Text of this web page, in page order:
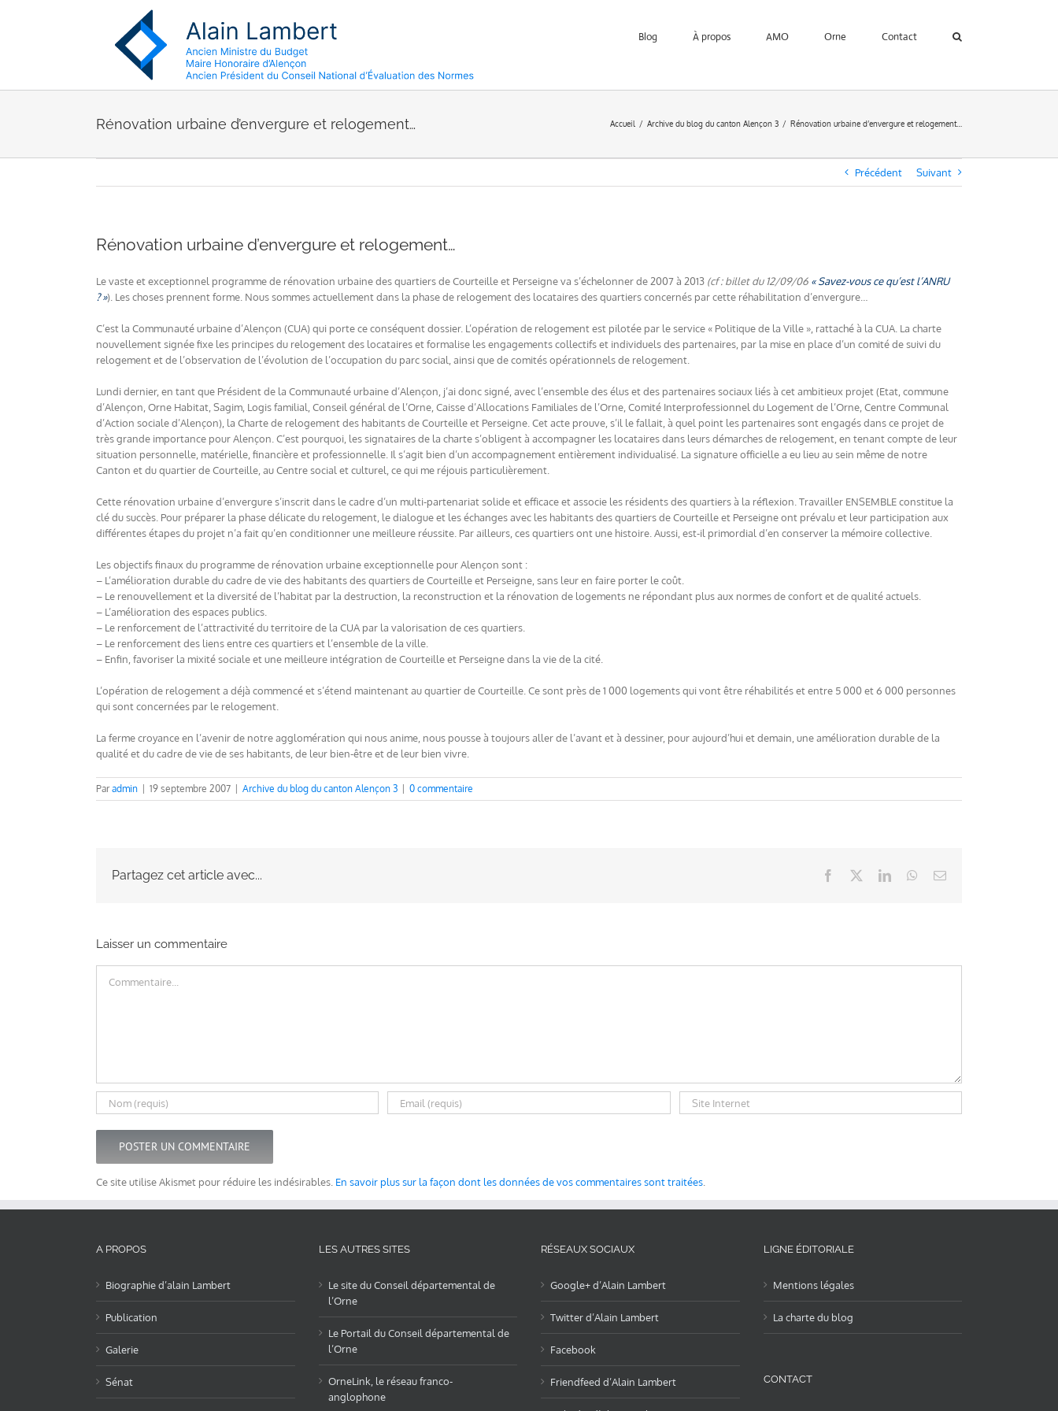
Blog À propos AMO Orne Contact
Rénovation urbaine d’envergure et relogement… Accueil Archive du blog du canton Alençon 3 Rénovation urbaine d’envergure et relogement…
Précédent Suivant
Rénovation urbaine d’envergure et relogement…
Le vaste et exceptionnel programme de rénovation urbaine des quartiers de Courteille et Perseigne va s’échelonner de 2007 à 2013 (cf : billet du 12/09/06 « Savez-vous ce qu’est l’ANRU
? »). Les choses prennent forme. Nous sommes actuellement dans la phase de relogement des locataires des quartiers concernés par cette réhabilitation d’envergure…
C’est la Communauté urbaine d’Alençon (CUA) qui porte ce conséquent dossier. L’opération de relogement est pilotée par le service « Politique de la Ville », rattaché à la CUA. La charte
nouvellement signée fixe les principes du relogement des locataires et formalise les engagements collectifs et individuels des partenaires, par la mise en place d’un comité de suivi du
relogement et de l’observation de l’évolution de l’occupation du parc social, ainsi que de comités opérationnels de relogement.
Lundi dernier, en tant que Président de la Communauté urbaine d’Alençon, j’ai donc signé, avec l’ensemble des élus et des partenaires sociaux liés à cet ambitieux projet (Etat, commune
d’Alençon, Orne Habitat, Sagim, Logis familial, Conseil général de l’Orne, Caisse d’Allocations Familiales de l’Orne, Comité Interprofessionnel du Logement de l’Orne, Centre Communal
d’Action sociale d’Alençon), la Charte de relogement des habitants de Courteille et Perseigne. Cet acte prouve, s’il le fallait, à quel point les partenaires sont engagés dans ce projet de
très grande importance pour Alençon. C’est pourquoi, les signataires de la charte s’obligent à accompagner les locataires dans leurs démarches de relogement, en tenant compte de leur
situation personnelle, matérielle, financière et professionnelle. Il s’agit bien d’un accompagnement entièrement individualisé. La signature officielle a eu lieu au sein même de notre
Canton et du quartier de Courteille, au Centre social et culturel, ce qui me réjouis particulièrement.
Cette rénovation urbaine d’envergure s’inscrit dans le cadre d’un multi-partenariat solide et efficace et associe les résidents des quartiers à la réflexion. Travailler ENSEMBLE constitue la
clé du succès. Pour préparer la phase délicate du relogement, le dialogue et les échanges avec les habitants des quartiers de Courteille et Perseigne ont prévalu et leur participation aux
différentes étapes du projet n’a fait qu’en conditionner une meilleure réussite. Par ailleurs, ces quartiers ont une histoire. Aussi, est-il primordial d’en conserver la mémoire collective.
Les objectifs finaux du programme de rénovation urbaine exceptionnelle pour Alençon sont :
– L’amélioration durable du cadre de vie des habitants des quartiers de Courteille et Perseigne, sans leur en faire porter le coût.
– Le renouvellement et la diversité de l’habitat par la destruction, la reconstruction et la rénovation de logements ne répondant plus aux normes de confort et de qualité actuels.
– L’amélioration des espaces publics.
– Le renforcement de l’attractivité du territoire de la CUA par la valorisation de ces quartiers.
– Le renforcement des liens entre ces quartiers et l’ensemble de la ville.
– Enfin, favoriser la mixité sociale et une meilleure intégration de Courteille et Perseigne dans la vie de la cité.
L’opération de relogement a déjà commencé et s’étend maintenant au quartier de Courteille. Ce sont près de 1 000 logements qui vont être réhabilités et entre 5 000 et 6 000 personnes
qui sont concernées par le relogement.
La ferme croyance en l’avenir de notre agglomération qui nous anime, nous pousse à toujours aller de l’avant et à dessiner, pour aujourd’hui et demain, une amélioration durable de la
qualité et du cadre de vie de ses habitants, de leur bien-être et de leur bien vivre.
Paradmin 19 septembre 2007 Archive du blog du canton Alençon 3 0 commentaire
Partagez cet article avec... Facebook LinkedInWhatsApp
Email
Laisser un commentaire
Ce site utilise Akismet pour réduire les indésirables. En savoir plus sur la façon dont les données de vos commentaires sont traitées
A PROPOS
Biographie d’alain Lambert
Publication
Galerie
Sénat
LES AUTRES SITES
Le site du Conseil départemental de
l’Orne
Le Portail du Conseil départemental de
l’Orne
OrneLink, le réseau franco-
anglophone
RÉSEAUX SOCIAUX
Google+ d’Alain Lambert
Twitter d’Alain Lambert
Facebook
Friendfeed d’Alain Lambert
LIGNE ÉDITORIALE
Mentions légales
La charte du blog
CONTACT